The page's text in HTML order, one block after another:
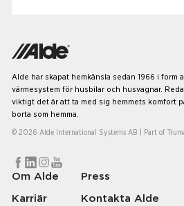
Alde har skapat hemkänsla sedan 1966 i form
värmesystem för husbilar och husvagnar.
viktigt det är att ta med sig hemmets komfort
borta som hemma.
© 2026 Alde International Systems AB | Part of
Om Alde
Karriär
Press
Kontakta Alde